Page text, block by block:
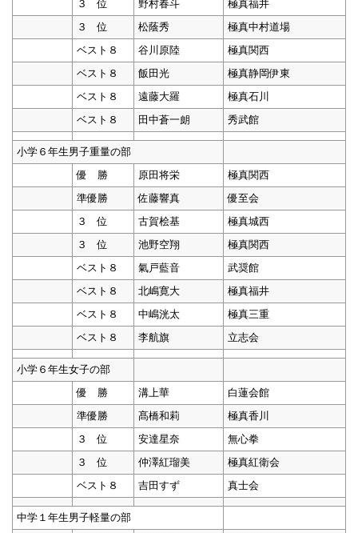
３ 位
野村春斗
極真福井
３ 位
松蔭秀
極真中村道場
ベスト８
谷川原陸
極真関西
ベスト８
飯田光
極真静岡伊東
ベスト８
遠藤大羅
極真石川
ベスト８
田中蒼一朗 秀武館
小学６年生男子重量の部
優 勝
原田将栄
極真関西
準優勝
佐藤響真
優至会
３ 位
古賀桧基
極真城西
３ 位
池野空翔
極真関西
ベスト８
氣戸藍音
武奨館
ベスト８
北嶋寛大
極真福井
ベスト８
中嶋洸太
極真三重
ベスト８
李航旗 立志会
小学６年生女子の部
優 勝
溝上華
白蓮会館
準優勝
髙橋和莉
極真香川
３ 位
安達星奈
無心拳
３ 位
仲澤紅瑠美
極真紅衛会
ベスト８
吉田すず 真士会
中学１年生男子軽量の部